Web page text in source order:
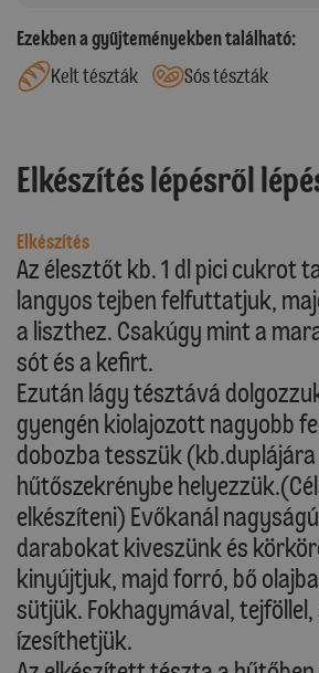
Ezekben a gyűjteményekben található:
Kelt tészták
Sós tészták
Elkészítés lépésről
Elkészítés
Az élesztőt kb. 1 dl pici cukrot
langyos tejben felfuttatjuk,
a liszthez. Csakúgy mint a
sót és a kefirt.
Ezután lágy tésztává
gyengén kiolajozott nagyobb
dobozba tesszük
hűtőszekrénybe
elkészíteni) Evőkanál
darabokat kiveszünk és
kinyújtjuk, majd forró, bő
sütjük. Fokhagymával,
ízesíthetjük.